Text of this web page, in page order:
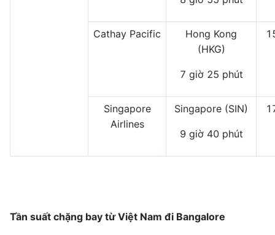
Cathay Pacific
Hong Kong
(HKG)
7 giờ 25 phút
Singapore
Airlines
Singapore (SIN)
9 giờ 40 phút
Tần suất chặng bay từ Việt Nam đi Bangalore